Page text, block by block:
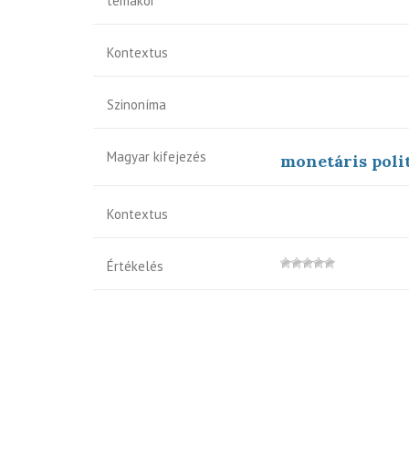
Kontextus
Szinoníma
Magyar kifejezés monetáris
Kontextus
Értékelés